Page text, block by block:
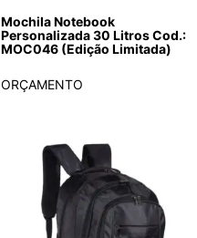
Mochila Notebook
Personalizada 30 Litros Cod.:
MOC046 (Edição Limitada)
ORÇAMENTO